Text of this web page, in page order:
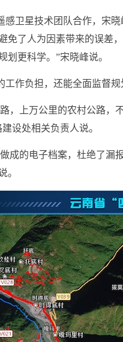
感卫星技术团队合作，宋
免了人为因素带来的误差
划更科学。”宋晓峰说。
工作负担，还能全面监督
，上万公里的农村公路
设处相关负责人说。
成的电子档案，杜绝了漏
。